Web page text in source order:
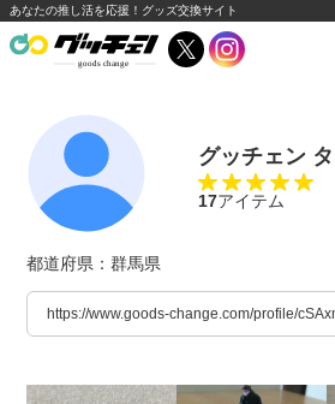
あなたの推し活を応援！グッズ交換サイト
グッチェン
17アイテム
都道府県：群馬県
https://www.goods-change.com/profile/